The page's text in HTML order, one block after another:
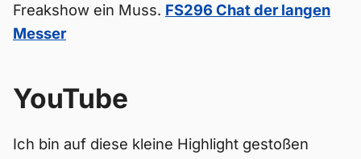
Freakshow ein Muss. FS296 Chat der langen
Messer
YouTube
Ich bin auf diese kleine Highlight gestoßen